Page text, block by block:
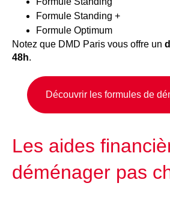
Formule Standing +
Formule Optimum
Notez que DMD Paris vous offre un
48h.
Découvrir les formules de
Les aides
déménager pas